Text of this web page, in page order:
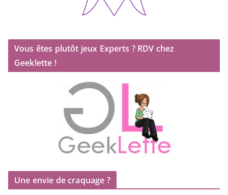
Vous êtes plutôt jeux Experts ? RDV chez
Geeklette !
Une envie de craquage ?